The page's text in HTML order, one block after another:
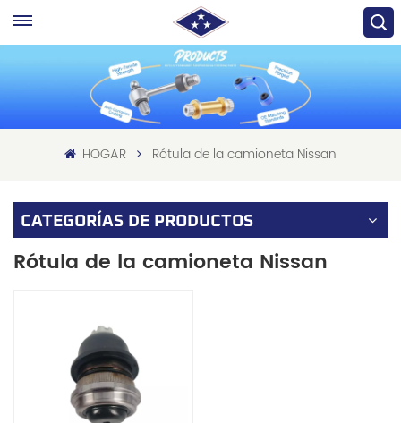
HOGAR Rótula de la camioneta Nissan
CATEGORÍAS DE PRODUCTOS
Rótula de la camioneta Nissan